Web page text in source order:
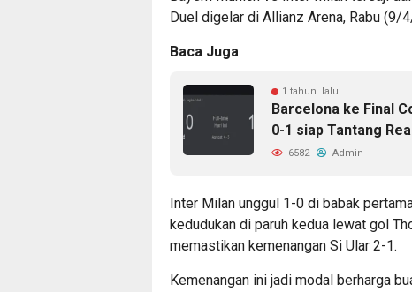
Duel digelar di Allianz Arena, Rabu (9/
Baca Juga
1 tahun lalu
Barcelona ke Final
0-1 siap Tantang
6582 Admin
Inter Milan unggul 1-0 di babak
kedudukan di paruh kedua lewat gol
memastikan kemenangan Si Ular 2-1.
Kemenangan ini jadi modal berharga